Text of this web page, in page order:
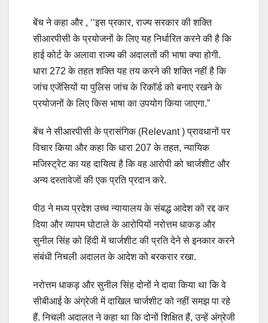
बेंच ने कहा और , ‘‘इस प्रकार, राज्य सरकार की शक्ति
सीआरपीसी के प्रयोजनों के लिए यह निर्धारित करने की है कि
हाई कोर्ट के अलावा राज्य की अदालतों की भाषा क्या होगी.
धारा 272 के तहत शक्ति यह तय करने की शक्ति नहीं है कि
जांच एजेंसियों या पुलिस जांच के रिकॉर्ड को बनाए रखने के
प्रयोजनों के लिए किस भाषा का उपयोग किया जाएगा.”
बेंच ने सीआरपीसी के प्रासंगिक (Relevant ) प्रावधानों पर
विचार किया और कहा कि धारा 207 के तहत, न्यायिक
मजिस्ट्रेट का यह दायित्व है कि वह आरोपी को चार्जशीट और
अन्य दस्तावेजों की एक प्रति प्रदान करे.
पीठ ने मध्य प्रदेश उच्च न्यायालय के संबद्ध आदेश को रद्द कर
दिया और व्यापम घोटाले के आरोपियों नरोत्तम धाकड़ और
सुनील सिंह को हिंदी में चार्जशीट की प्रति देने से इनकार करने
संबंधी निचली अदालत के आदेश को बरकरार रखा.
नरोत्तम धाकड़ और सुनील सिंह दोनों ने दावा किया था कि वे
सीबीआई के अंग्रेजी में दाखिल चार्जशीट को नहीं समझ पा रहे
हैं. निचली अदालत ने कहा था कि दोनों शिक्षित हैं, उन्हें अंग्रेजी